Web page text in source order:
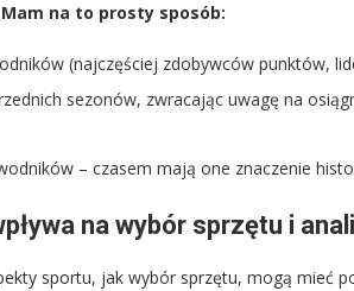
Mam na to prosty sposób:
(najczęściej zdobywców punktów,
sezonów, zwracając uwagę na
– czasem mają one znaczenie
na wybór sprzętu i
sportu, jak wybór sprzętu, mogą mieć